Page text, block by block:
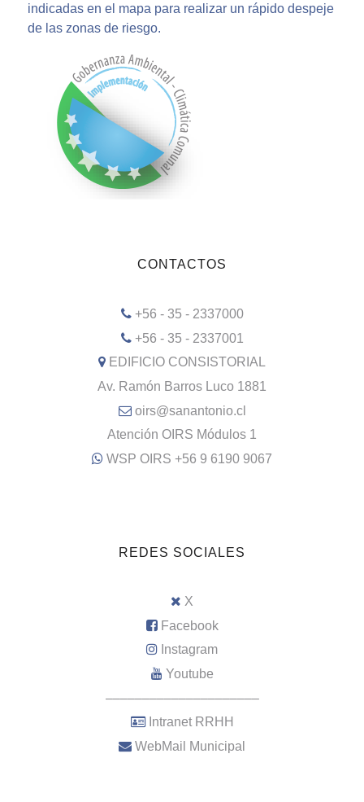
indicadas en el mapa para realizar un rápido despeje
de las zonas de riesgo.
CONTACTOS
+56 - 35 - 2337000
+56 - 35 - 2337001
EDIFICIO CONSISTORIAL
Av. Ramón Barros Luco 1881
oirs@sanantonio.cl
Atención OIRS Módulos 1
WSP OIRS +56 9 6190 9067
REDES SOCIALES
X
Facebook
Instagram
Youtube
–––––––––––––––––––––
Intranet RRHH
WebMail Municipal